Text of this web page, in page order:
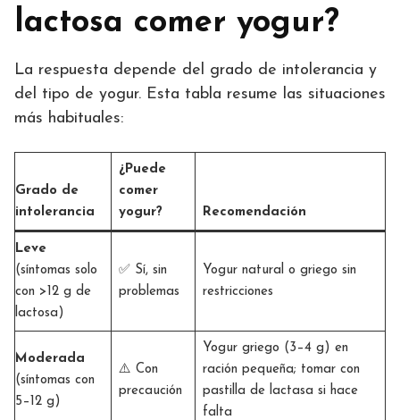
lactosa comer yogur?
La respuesta depende del grado de intolerancia y
del tipo de yogur. Esta tabla resume las situaciones
más habituales:
Grado de
intolerancia
¿Puede
comer
yogur?
Recomendación
Leve
(síntomas solo
con >12 g de
lactosa)
✅ Sí, sin
problemas
Yogur natural o griego sin
restricciones
Moderada
(síntomas con
5–12 g)
⚠️ Con
precaución
Yogur griego (3–4 g) en
ración pequeña; tomar con
pastilla de lactasa si hace
falta